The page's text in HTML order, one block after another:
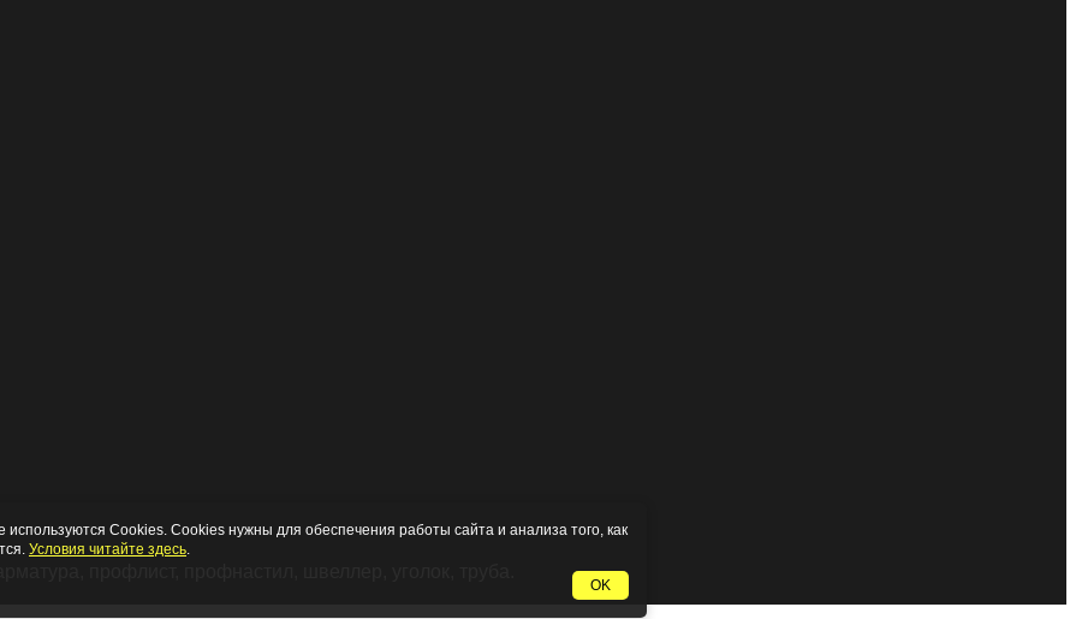
профлист, профнастил, швеллер, уголок, труба.
используются Cookies. Cookies нужны для обеспечения работы сайта и анализа того, как
Условия читайте здесь.
OK